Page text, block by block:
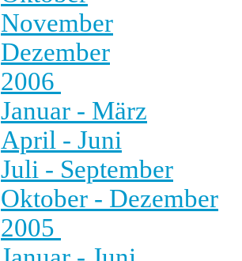
November
Dezember
2006
Januar - März
April - Juni
Juli - September
Oktober - Dezember
2005